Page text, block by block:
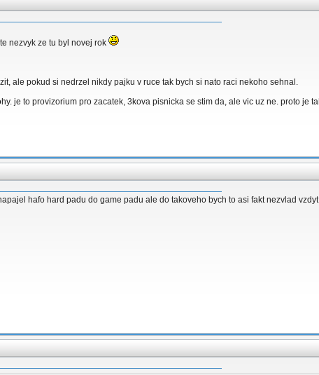
nezvyk ze tu byl novej rok
ale pokud si nedrzel nikdy pajku v ruce tak bych si nato raci nekoho sehnal.
je to provizorium pro zacatek, 3kova pisnicka se stim da, ale vic uz ne. proto je
hafo hard padu do game padu ale do takoveho bych to asi fakt nezvlad